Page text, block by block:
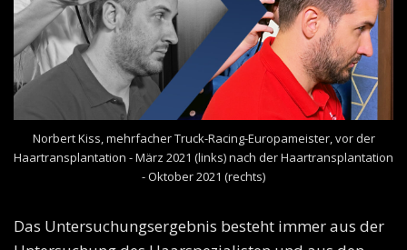
Norbert Kiss, mehrfacher Truck-Racing-Europameister, vor der
Haartransplantation - März 2021 (links) nach der Haartransplantation
- Oktober 2021 (rechts)
Das Untersuchungsergebnis besteht immer aus der